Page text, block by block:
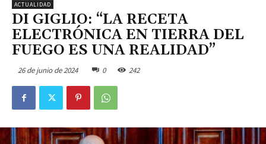
ACTUALIDAD
DI GIGLIO: “LA RECETA
ELECTRÓNICA EN TIERRA DEL
FUEGO ES UNA REALIDAD”
26 de junio de 2024 0 242